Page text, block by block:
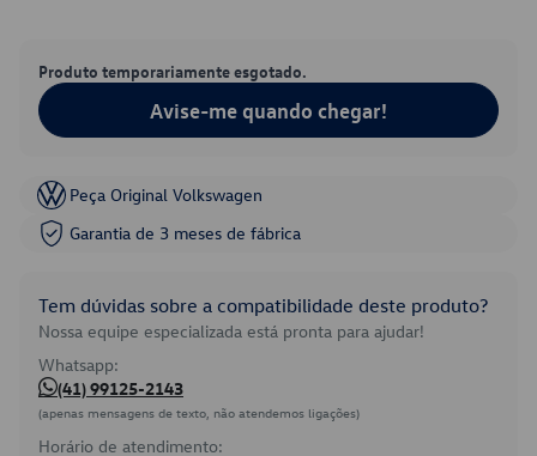
Produto temporariamente esgotado.
Avise-me quando chegar!
Peça Original Volkswagen
Garantia de 3 meses de fábrica
Tem dúvidas sobre a compatibilidade deste produto?
Nossa equipe especializada está pronta para ajudar!
Whatsapp:
(41) 99125-2143
(apenas mensagens de texto, não atendemos ligações)
Horário de atendimento: